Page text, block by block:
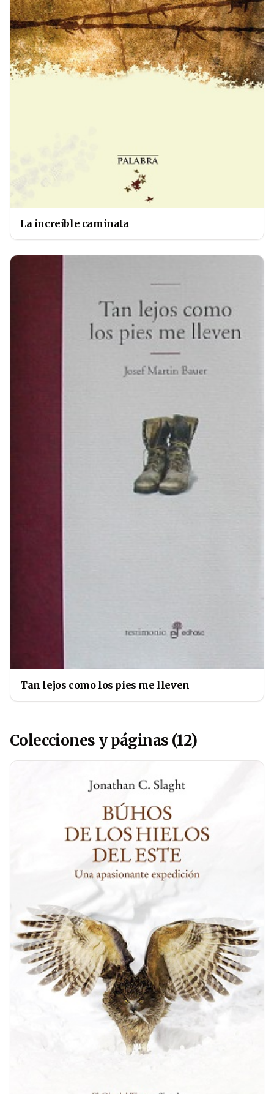
La increíble caminata
Tan lejos como los pies me lleven
Colecciones y páginas (12)